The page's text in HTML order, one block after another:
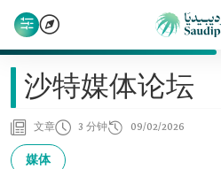
沙特媒体论坛
文章 3 分钟 09/02/2026
媒体